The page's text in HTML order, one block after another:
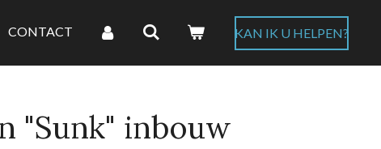
CONTACT KAN IK U HELPEN?
"Sunk" inbouw